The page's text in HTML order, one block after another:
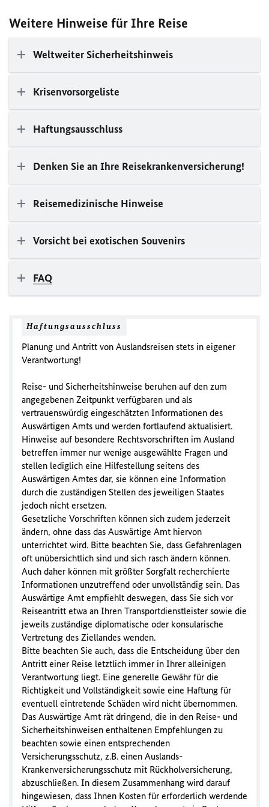
Weitere Hinweise für Ihre Reise
Weltweiter Sicherheitshinweis
Krisenvorsorgeliste
Haftungsausschluss
Denken Sie an Ihre Reisekrankenversicherung!
Reisemedizinische Hinweise
Vorsicht bei exotischen Souvenirs
FAQ
Haftungsausschluss
Planung und Antritt von Auslandsreisen stets in eigener
Verantwortung!
Reise- und Sicherheitshinweise beruhen auf den zum
angegebenen Zeitpunkt verfügbaren und als
vertrauenswürdig eingeschätzten Informationen des
Auswärtigen Amts und werden fortlaufend aktualisiert.
Hinweise auf besondere Rechtsvorschriften im Ausland
betreffen immer nur wenige ausgewählte Fragen und
stellen lediglich eine Hilfestellung seitens des
Auswärtigen Amtes dar, sie können eine Information
durch die zuständigen Stellen des jeweiligen Staates
jedoch nicht ersetzen.
Gesetzliche Vorschriften können sich zudem jederzeit
ändern, ohne dass das Auswärtige Amt hiervon
unterrichtet wird. Bitte beachten Sie, dass Gefahrenlagen
oft unübersichtlich sind und sich rasch ändern können.
Auch daher können mit größter Sorgfalt recherchierte
Informationen unzutreffend oder unvollständig sein. Das
Auswärtige Amt empfiehlt deswegen, dass Sie sich vor
Reiseantritt etwa an Ihren Transportdienstleister sowie die
jeweils zuständige diplomatische oder konsularische
Vertretung des Ziellandes wenden.
Bitte beachten Sie auch, dass die Entscheidung über den
Antritt einer Reise letztlich immer in Ihrer alleinigen
Verantwortung liegt. Eine generelle Gewähr für die
Richtigkeit und Vollständigkeit sowie eine Haftung für
eventuell eintretende Schäden wird nicht übernommen.
Das Auswärtige Amt rät dringend, die in den Reise- und
Sicherheitshinweisen enthaltenen Empfehlungen zu
beachten sowie einen entsprechenden
Versicherungsschutz, z.B. einen Auslands-
Krankenversicherungsschutz mit Rückholversicherung,
abzuschließen. In diesem Zusammenhang wird darauf
hingewiesen, dass Ihnen Kosten für erforderlich werdende